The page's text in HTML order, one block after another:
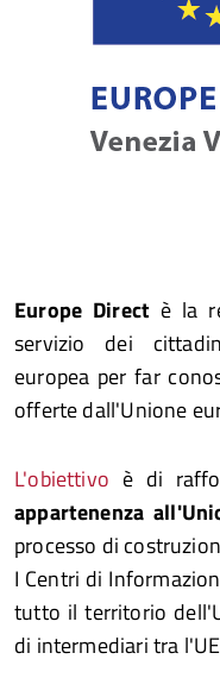
Europe Direct è la
servizio dei
europea per far
offerte dall'Unione
L'obiettivo è di
appartenenza
processo di
I Centri di
tutto il territorio
di intermediari tra